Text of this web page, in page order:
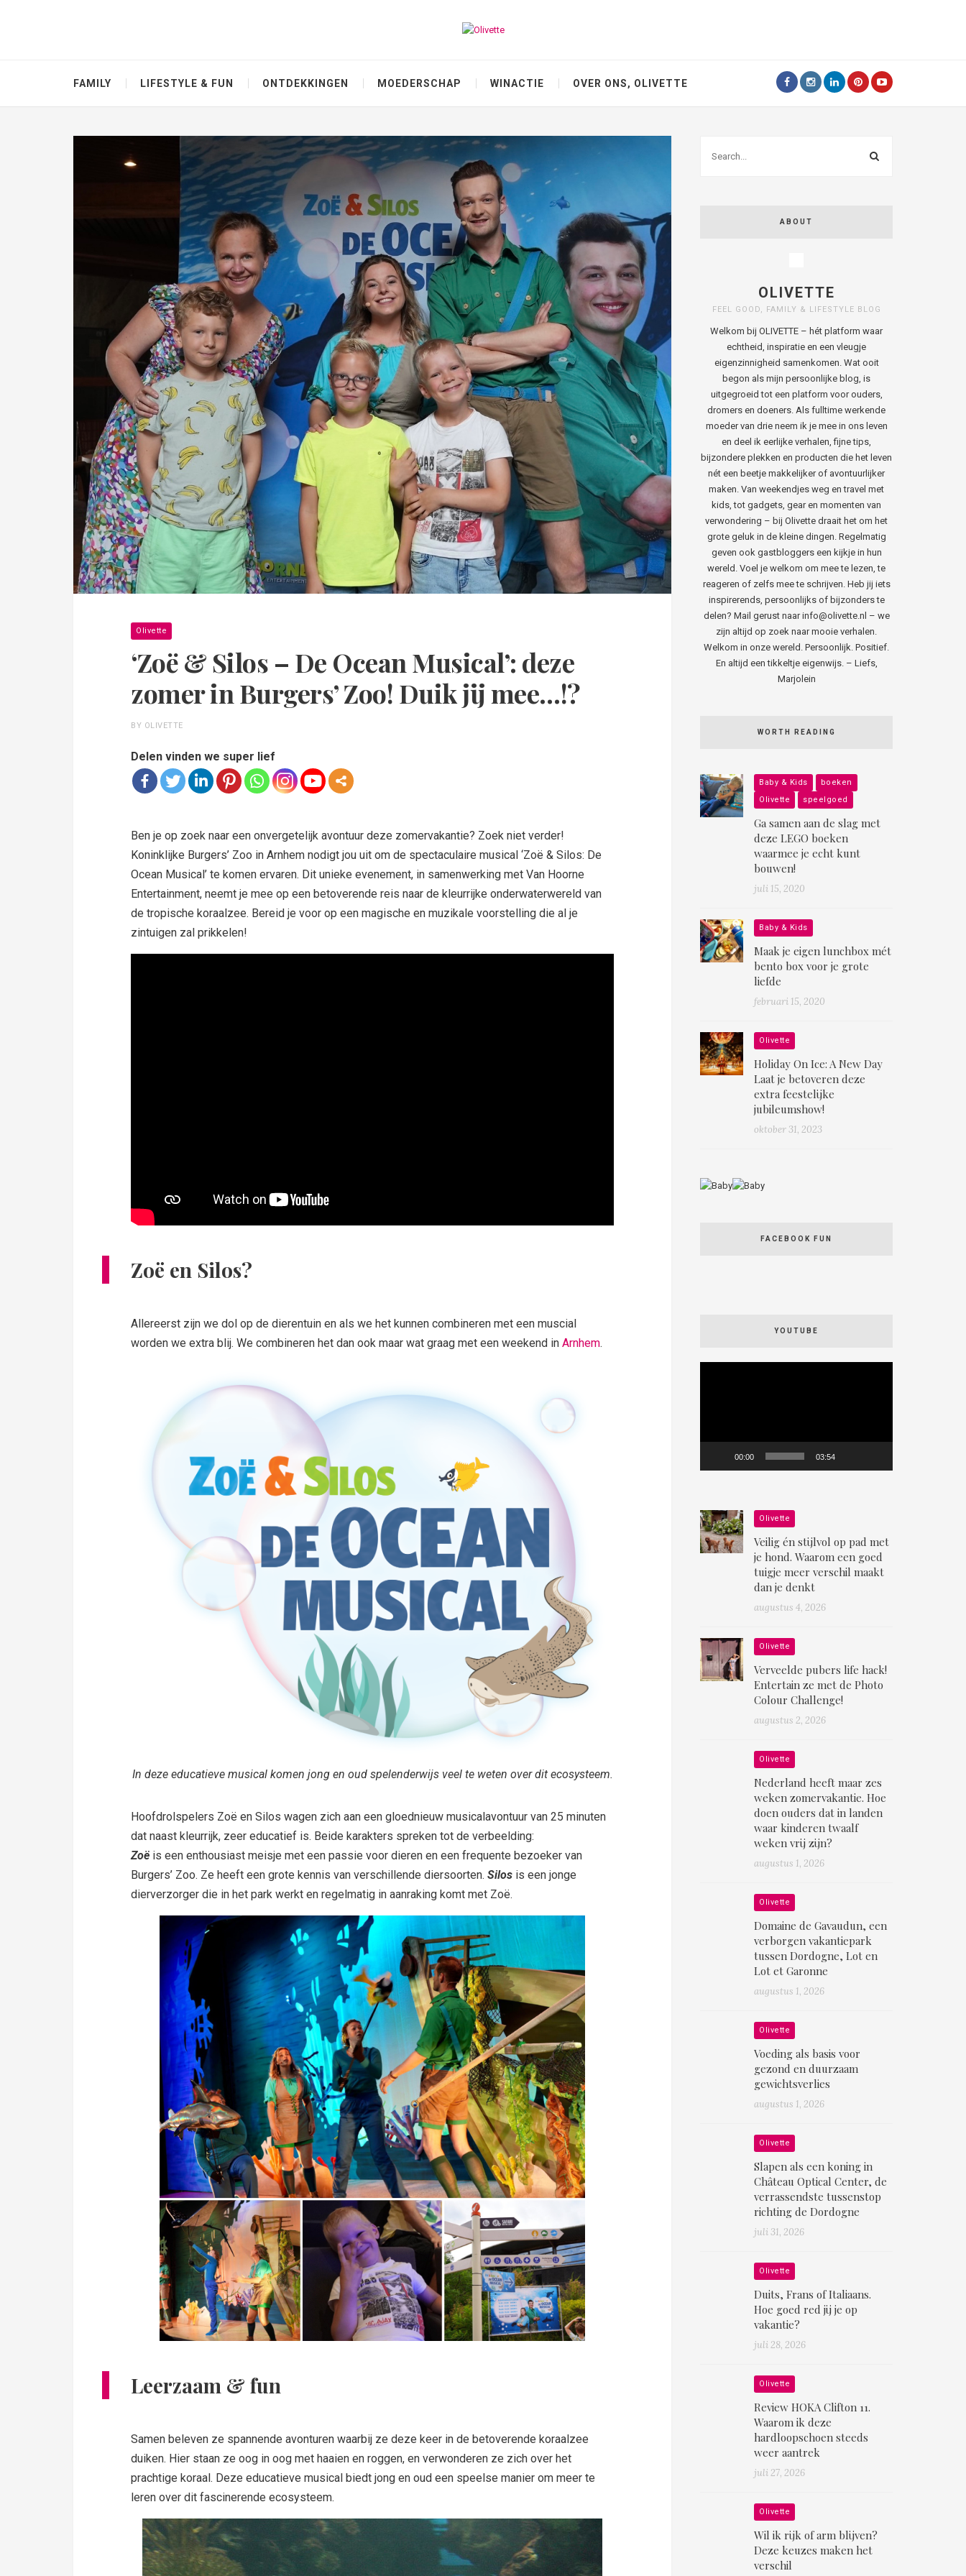
FAMILY LIFESTYLE & FUN ONTDEKKINGEN MOEDERSCHAP WINACTIE OVER ONS, OLIVETTE
Olivette
‘Zoë & Silos – De Ocean Musical’: deze
zomer in Burgers’ Zoo! Duik jij mee…!?
BY OLIVETTE
Delen vinden we super lief
Ben je op zoek naar een onvergetelijk avontuur deze zomervakantie? Zoek niet verder!
Koninklijke Burgers’ Zoo in Arnhem nodigt jou uit om de spectaculaire musical ‘Zoë & Silos: De
Ocean Musical’ te komen ervaren. Dit unieke evenement, in samenwerking met Van Hoorne
Entertainment, neemt je mee op een betoverende reis naar de kleurrijke onderwaterwereld van
de tropische koraalzee. Bereid je voor op een magische en muzikale voorstelling die al je
zintuigen zal prikkelen!
Zoë en Silos?
Allereerst zijn we dol op de dierentuin en als we het kunnen combineren met een muscial
worden we extra blij. We combineren het dan ook maar wat graag met een weekend in Arnhem.
In deze educatieve musical komen jong en oud spelenderwijs veel te weten over dit ecosysteem.
Hoofdrolspelers Zoë en Silos wagen zich aan een gloednieuw musicalavontuur van 25 minuten
dat naast kleurrijk, zeer educatief is. Beide karakters spreken tot de verbeelding:
Zoë is een enthousiast meisje met een passie voor dieren en een frequente bezoeker van
Burgers’ Zoo. Ze heeft een grote kennis van verschillende diersoorten. Silos is een jonge
dierverzorger die in het park werkt en regelmatig in aanraking komt met Zoë.
Leerzaam & fun
Samen beleven ze spannende avonturen waarbij ze deze keer in de betoverende koraalzee
duiken. Hier staan ze oog in oog met haaien en roggen, en verwonderen ze zich over het
prachtige koraal. Deze educatieve musical biedt jong en oud een speelse manier om meer te
leren over dit fascinerende ecosysteem.
ABOUT
OLIVETTE
FEEL GOOD, FAMILY & LIFESTYLE BLOG
Welkom bij OLIVETTE – hét platform waar
echtheid, inspiratie en een vleugje
eigenzinnigheid samenkomen. Wat ooit
begon als mijn persoonlijke blog, is
uitgegroeid tot een platform voor ouders,
dromers en doeners. Als fulltime werkende
moeder van drie neem ik je mee in ons leven
en deel ik eerlijke verhalen, fijne tips,
bijzondere plekken en producten die het leven
nét een beetje makkelijker of avontuurlijker
maken. Van weekendjes weg en travel met
kids, tot gadgets, gear en momenten van
verwondering – bij Olivette draait het om het
grote geluk in de kleine dingen. Regelmatig
geven ook gastbloggers een kijkje in hun
wereld. Voel je welkom om mee te lezen, te
reageren of zelfs mee te schrijven. Heb jij iets
inspirerends, persoonlijks of bijzonders te
delen? Mail gerust naar info@olivette.nl – we
zijn altijd op zoek naar mooie verhalen.
Welkom in onze wereld. Persoonlijk. Positief.
En altijd een tikkeltje eigenwijs. – Liefs,
Marjolein
WORTH READING
Baby & Kids
boeken
Olivette
speelgoed
Ga samen aan de slag met
deze LEGO boeken
waarmee je echt kunt
bouwen!
juli 15, 2020
Baby & Kids
Maak je eigen lunchbox mét
bento box voor je grote
liefde
februari 15, 2020
Olivette
Holiday On Ice: A New Day
Laat je betoveren deze
extra feestelijke
jubileumshow!
oktober 31, 2023
FACEBOOK FUN
YOUTUBE
00:00 03:54
Olivette
Veilig én stijlvol op pad met
je hond. Waarom een goed
tuigje meer verschil maakt
dan je denkt
augustus 4, 2026
Olivette
Verveelde pubers life hack!
Entertain ze met de Photo
Colour Challenge!
augustus 2, 2026
Olivette
Nederland heeft maar zes
weken zomervakantie. Hoe
doen ouders dat in landen
waar kinderen twaalf
weken vrij zijn?
augustus 1, 2026
Olivette
Domaine de Gavaudun, een
verborgen vakantiepark
tussen Dordogne, Lot en
Lot et Garonne
augustus 1, 2026
Olivette
Voeding als basis voor
gezond en duurzaam
gewichtsverlies
augustus 1, 2026
Olivette
Slapen als een koning in
Château Optical Center, de
verrassendste tussenstop
richting de Dordogne
juli 31, 2026
Olivette
Duits, Frans of Italiaans.
Hoe goed red jij je op
vakantie?
juli 28, 2026
Olivette
Review HOKA Clifton 11.
Waarom ik deze
hardloopschoen steeds
weer aantrek
juli 27, 2026
Olivette
Wil ik rijk of arm blijven?
Deze keuzes maken het
verschil